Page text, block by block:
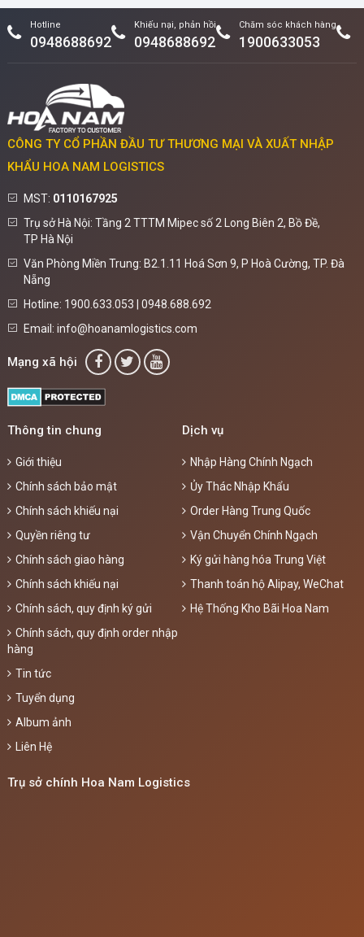
Hotline
0948688692
Khiếu nại, phản hồi
0948688692
Chăm sóc khách hàng
1900633053
CÔNG TY CỔ PHẦN ĐẦU TƯ THƯƠNG MẠI VÀ XUẤT NHẬP
KHẨU HOA NAM LOGISTICS
MST: 0110167925
Trụ sở Hà Nội: Tầng 2 TTTM Mipec số 2 Long Biên 2, Bồ Đề,
TP Hà Nội
Văn Phòng Miền Trung: B2.1.11 Hoá Sơn 9, P Hoà Cường, TP. Đà
Nẵng
Hotline: 1900.633.053 | 0948.688.692
Email: info@hoanamlogistics.com
Mạng xã hội
Thông tin chung
Giới thiệu
Chính sách bảo mật
Chính sách khiếu nại
Quyền riêng tư
Chính sách giao hàng
Chính sách khiếu nại
Chính sách, quy định ký gửi
Chính sách, quy định order nhập
hàng
Tin tức
Tuyển dụng
Album ảnh
Liên Hệ
Dịch vụ
Nhập Hàng Chính Ngạch
Ủy Thác Nhập Khẩu
Order Hàng Trung Quốc
Vận Chuyển Chính Ngạch
Ký gửi hàng hóa Trung Việt
Thanh toán hộ Alipay, WeChat
Hệ Thống Kho Bãi Hoa Nam
Trụ sở chính Hoa Nam Logistics